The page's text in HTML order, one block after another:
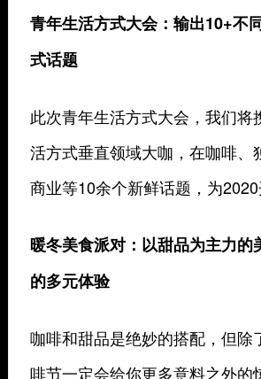
青年生活方式大会： 输出10+不
式话题
此次青年生活方式大会，我们将
活方式垂直领域大咖，在咖啡、
商业等10余个新鲜话题，为2020
暖冬美食派对： 以甜品为主力的
的多元体验
咖啡和甜品是绝妙的搭配，但除
啡节一定会给你更多意料之外的